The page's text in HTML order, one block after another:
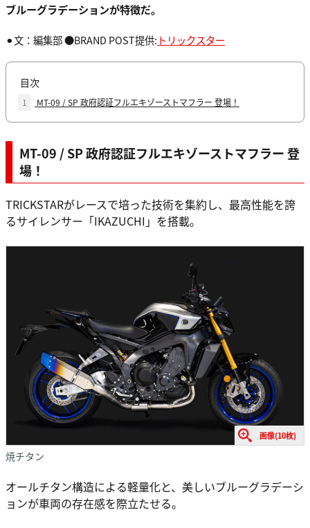
ブルーグラデーションが特徴だ。
⚫︎文：編集部 ●BRAND POST提供: トリックスター
目次
1 MT-09 / SP 政府認証フルエキゾーストマフラー 登場！
MT-09 / SP 政府認証フルエキゾーストマフラー 登
場！
TRICKSTARがレースで培った技術を集約し、最高性能を誇
るサイレンサー「IKAZUCHI」を搭載。
画像(10枚)
焼チタン
オールチタン構造による軽量化と、美しいブルーグラデーシ
ョンが車両の存在感を際立たせる。